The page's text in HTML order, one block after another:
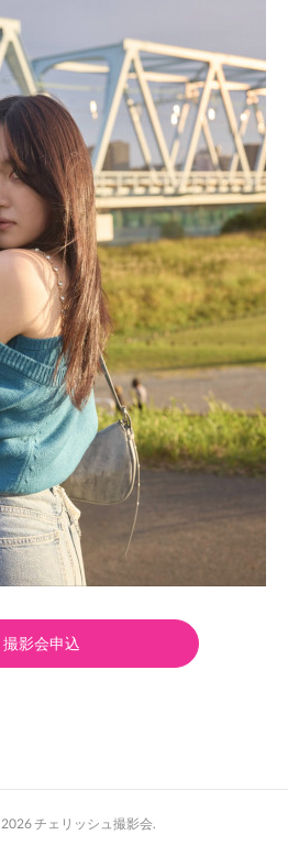
撮影会申込
2026チェリッシュ撮影会.